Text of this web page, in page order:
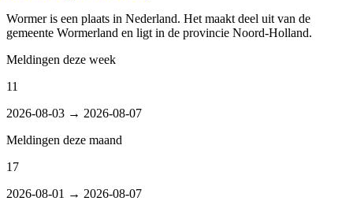
Wormer is een plaats in Nederland. Het maakt deel uit van de
gemeente Wormerland en ligt in de provincie Noord-Holland.
Meldingen deze week
11
2026-08-03 → 2026-08-07
Meldingen deze maand
17
2026-08-01 → 2026-08-07